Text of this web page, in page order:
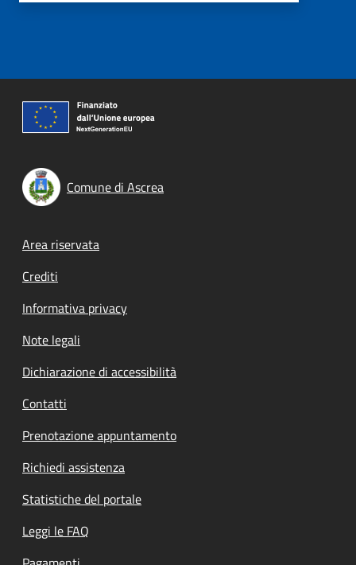
Comune di Ascrea
Footer menu
Area riservata
Crediti
Informativa privacy
Note legali
Dichiarazione di accessibilità
Contatti
Prenotazione appuntamento
Richiedi assistenza
Statistiche del portale
Leggi le FAQ